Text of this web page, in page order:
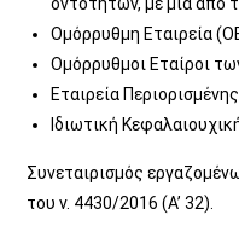
Ομόρρυθμη Εταιρεία
Ομόρρυθμοι Εταίροι
Εταιρεία
Ιδιωτική
Συνεταιρισμός
του ν. 4430/2016 (Α’ 32).